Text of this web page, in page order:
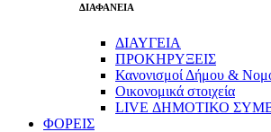
ΔΙΑΦΑΝΕΙΑ
ΔΙΑΥΓΕΙΑ
ΠΡΟΚΗΡΥΞΕΙΣ
Κανονισμοί Δήμου &
Οικονομικά στοιχεία
LIVE ΔΗΜΟΤΙΚΟ
ΦΟΡΕΙΣ